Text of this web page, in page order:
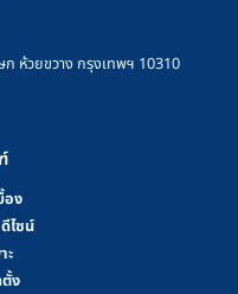
ห้วยขวาง กรุงเทพฯ 10310
อง
ไซน์
ะ
ง